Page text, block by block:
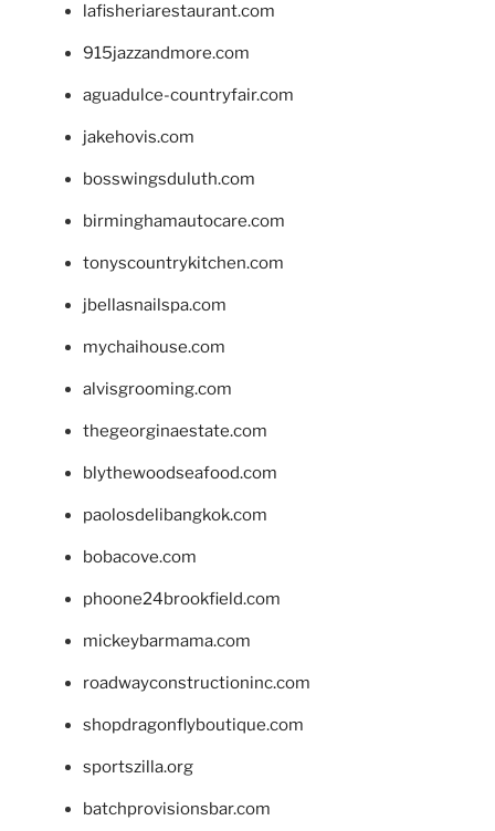
lafisheriarestaurant.com
915jazzandmore.com
aguadulce-countryfair.com
jakehovis.com
bosswingsduluth.com
birminghamautocare.com
tonyscountrykitchen.com
jbellasnailspa.com
mychaihouse.com
alvisgrooming.com
thegeorginaestate.com
blythewoodseafood.com
paolosdelibangkok.com
bobacove.com
phoone24brookfield.com
mickeybarmama.com
roadwayconstructioninc.com
shopdragonflyboutique.com
sportszilla.org
batchprovisionsbar.com